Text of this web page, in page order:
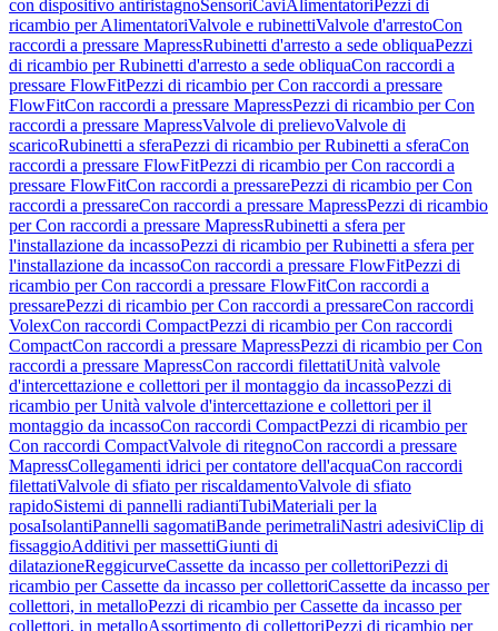
con dispositivo antiristagnoSensoriCaviAlimentatori Pezzi di
ricambio per AlimentatoriValvole e rubinettiValvole d'arrestoCon
raccordi a pressare MapressRubinetti d'arresto a sede obliquaPezzi
di ricambio per Rubinetti d'arresto a sede obliquaCon raccordi a
pressare FlowFitPezzi di ricambio per Con raccordi a pressare
FlowFitCon raccordi a pressare MapressPezzi di ricambio per Con
raccordi a pressare MapressValvole di prelievoValvole di
scaricoRubinetti a sferaPezzi di ricambio per Rubinetti a sferaCon
raccordi a pressare FlowFitPezzi di ricambio per Con raccordi a
pressare FlowFitCon raccordi a pressarePezzi di ricambio per Con
raccordi a pressareCon raccordi a pressare MapressPezzi di ricambio
per Con raccordi a pressare MapressRubinetti a sfera per
l'installazione da incassoPezzi di ricambio per Rubinetti a sfera per
l'installazione da incassoCon raccordi a pressare FlowFitPezzi di
ricambio per Con raccordi a pressare FlowFitCon raccordi a
pressarePezzi di ricambio per Con raccordi a pressareCon raccordi
VolexCon raccordi CompactPezzi di ricambio per Con raccordi
CompactCon raccordi a pressare MapressPezzi di ricambio per Con
raccordi a pressare MapressCon raccordi filettatiUnità valvole
d'intercettazione e collettori per il montaggio da incassoPezzi di
ricambio per Unità valvole d'intercettazione e collettori per il
montaggio da incassoCon raccordi CompactPezzi di ricambio per
Con raccordi CompactValvole di ritegnoCon raccordi a pressare
MapressCollegamenti idrici per contatore dell'acquaCon raccordi
filettatiValvole di sfiato per riscaldamentoValvole di sfiato
rapidoSistemi di pannelli radiantiTubiMateriali per la
posaIsolantiPannelli sagomatiBande perimetraliNastri adesiviClip di
fissaggioAdditivi per massettiGiunti di
dilatazioneReggicurveCassette da incasso per collettoriPezzi di
ricambio per Cassette da incasso per collettoriCassette da incasso per
collettori, in metalloPezzi di ricambio per Cassette da incasso per
collettori, in metalloAssortimento di collettoriPezzi di ricambio per